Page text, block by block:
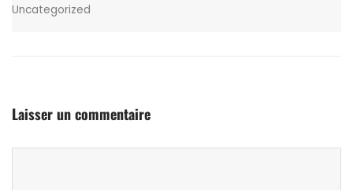
Uncategorized
Laisser un commentaire